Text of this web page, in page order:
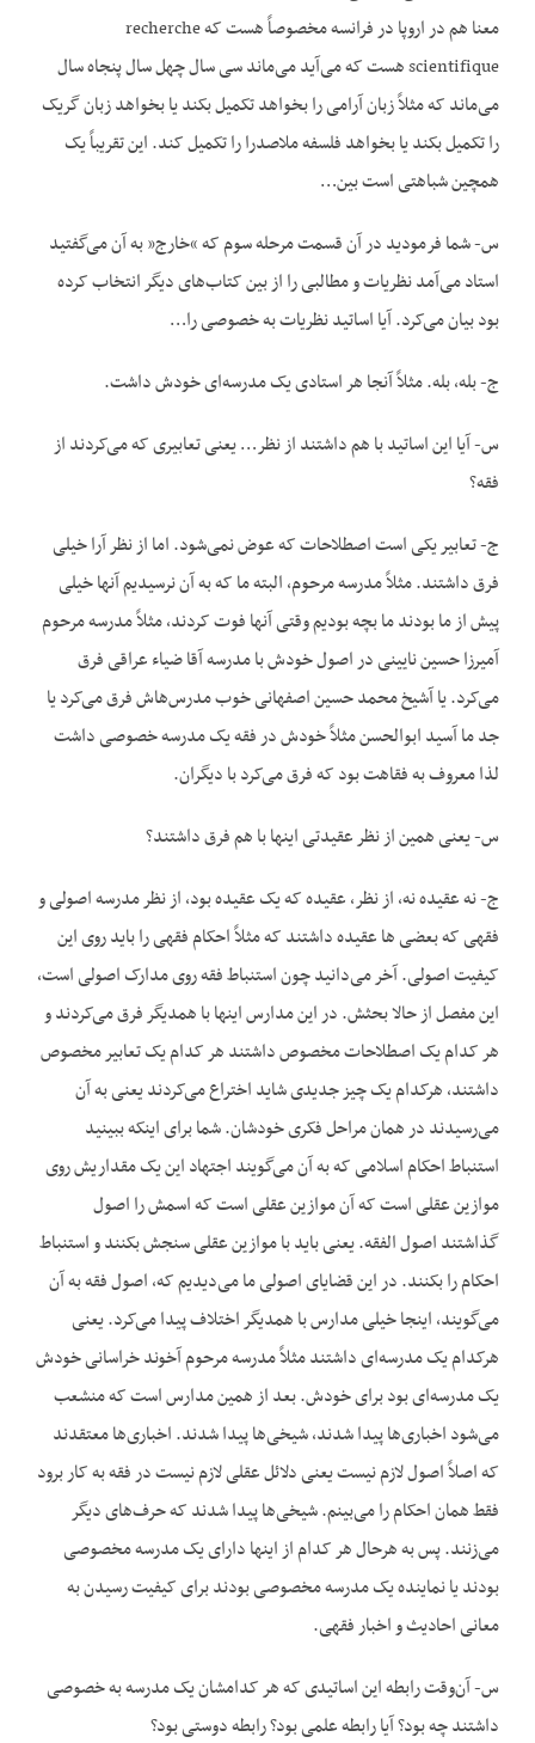
معنا هم در اروپا در فرانسه مخصوصاً هست که recherche
scientifique هست که می‌آید می‌ماند سی سال چهل سال پنجاه سال
می‌ماند که مثلاً زبان آرامی را بخواهد تکمیل بکند یا بخواهد زبان گریک
را تکمیل بکند یا بخواهد فلسفه ملاصدرا را تکمیل کند. این تقریباً یک
همچین شباهتی است بین…
س- شما فرمودید در آن قسمت مرحله سوم که “خارج” به آن می‌گفتید
استاد می‌آمد نظریات و مطالبی را از بین کتاب‌های دیگر انتخاب کرده
بود بیان می‌کرد. آیا اساتید نظریات به خصوصی را…
ج- بله، بله. مثلاً آنجا هر استادی یک مدرسه‌ای خودش داشت.
س- آیا این اساتید با هم داشتند از نظر… یعنی تعابیری که می‌کردند از
فقه؟
ج- تعابیر یکی است اصطلاحات که عوض نمی‌شود. اما از نظر آرا خیلی
فرق داشتند. مثلاً مدرسه مرحوم، البته ما که به آن نرسیدیم آنها خیلی
پیش از ما بودند ما بچه بودیم وقتی آنها فوت کردند، مثلاً مدرسه مرحوم
آمیرزا حسین نایینی در اصول خودش با مدرسه آقا ضیاء عراقی فرق
می‌کرد. یا آشیخ محمد حسین اصفهانی خوب مدرس‌هاش فرق می‌کرد یا
جد ما آسید ابوالحسن مثلاً خودش در فقه یک مدرسه خصوصی داشت
لذا معروف به فقاهت بود که فرق می‌کرد با دیگران.
س- یعنی همین از نظر عقیدتی اینها با هم فرق داشتند؟
ج- نه عقیده‌ نه، از نظر، عقیده‌ که یک عقیده‌ بود، از نظر مدرسه اصولی و
فقهی که بعضی‌ ها عقیده‌ داشتند که مثلاً احکام فقهی را باید روی این
کیفیت اصولی. آخر می‌دانید چون استنباط فقه روی مدارک اصولی است،
این مفصل از حالا بحثش. در این مدارس اینها با همدیگر فرق می‌کردند و
هر کدام یک اصطلاحات مخصوص داشتند هر کدام یک تعابیر مخصوص
داشتند، هرکدام یک چیز جدیدی شاید اختراع می‌کردند یعنی به آن
می‌رسیدند در همان مراحل فکری خودشان. شما برای اینکه ببینید
استنباط احکام اسلامی که به آن می‌گویند اجتهاد این یک مقداریش روی
موازین عقلی است که آن موازین عقلی است که اسمش را اصول
گذاشتند اصول الفقه. یعنی باید با موازین عقلی سنجش بکنند و استنباط
احکام را بکنند. در این قضایای اصولی ما می‌دیدیم که، اصول فقه به آن
می‌گویند، اینجا خیلی مدارس با همدیگر اختلاف پیدا می‌کرد. یعنی
هرکدام یک مدرسه‌ای داشتند مثلاً مدرسه مرحوم آخوند خراسانی خودش
یک مدرسه‌ای بود برای خودش. بعد از همین مدارس است که منشعب
می‌شود اخباری‌ها پیدا شدند، شیخی‌ها پیدا شدند. اخباری‌ها معتقدند
که اصلاً اصول لازم نیست یعنی دلائل عقلی لازم نیست در فقه به کار برود
فقط همان احکام را می‌بینم. شیخی‌ها پیدا شدند که حرف‌های دیگر
می‌زنند. پس به هرحال هر کدام از اینها دارای یک مدرسه مخصوصی
بودند یا نماینده‌ یک مدرسه مخصوصی بودند برای کیفیت رسیدن به
معانی احادیث و اخبار فقهی.
س- آن‌وقت رابطه‌ این اساتیدی که هر کدامشان یک مدرسه به خصوصی
داشتند چه بود؟ آیا رابطه‌ علمی بود؟ رابطه‌ دوستی بود؟